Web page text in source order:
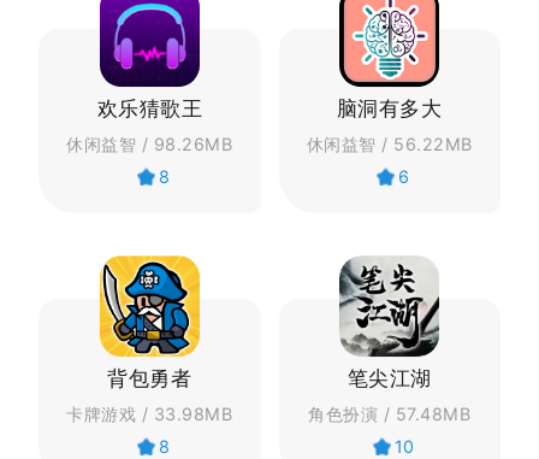
欢乐猜歌王
休闲益智 / 98.26MB
8
脑洞有多大
休闲益智 / 56.22MB
6
背包勇者
卡牌游戏 / 33.98MB
8
笔尖江湖
角色扮演 / 57.48MB
10